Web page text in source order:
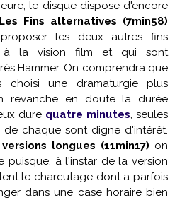
le disque dispose d'encore
Les Fins alternatives (7min58)
les deux autres fins
à la vision film et qui sont
Hammer. On comprendra que
choisi une dramaturgie plus
revanche en doute la durée
dure quatre minutes , seules
chaque sont digne d'intérêt.
longues (11min17) on
puisque, à l'instar de la version
le charcutage dont a parfois
dans une case horaire bien